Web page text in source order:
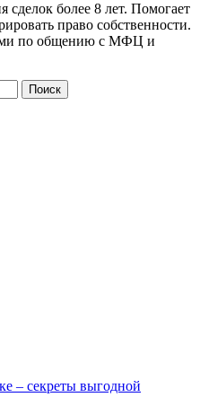
сделок более 8 лет. Помогает
право собственности.
по общению с МФЦ и
– секреты выгодной